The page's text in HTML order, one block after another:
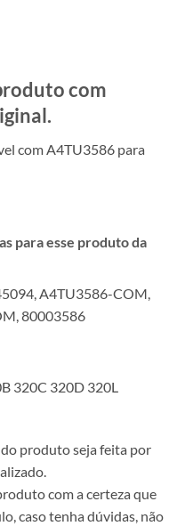
com
com A4TU3586 para
para esse produto da
A4TU3586-COM,
80003586
320C 320D 320L
produto seja feita por
com a certeza que
caso tenha dúvidas, não